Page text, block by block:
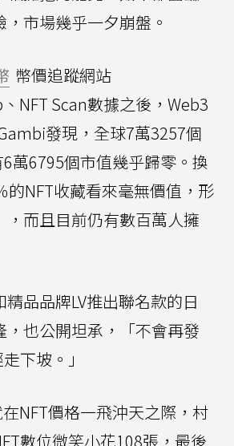
市場幾乎一夕崩盤。
幣價追蹤網站
NFT Scan數據之後，Web3
發現，全球7萬3257個
萬6795個市值幾乎歸零。換
的NFT收藏看來毫無價值，形
，而且目前仍有數百萬人擁
品品牌LV推出聯名款的日
，也公開坦承，「不會再發
下坡。」
NFT價格一飛沖天之際，村
數位微笑小花108張，最後